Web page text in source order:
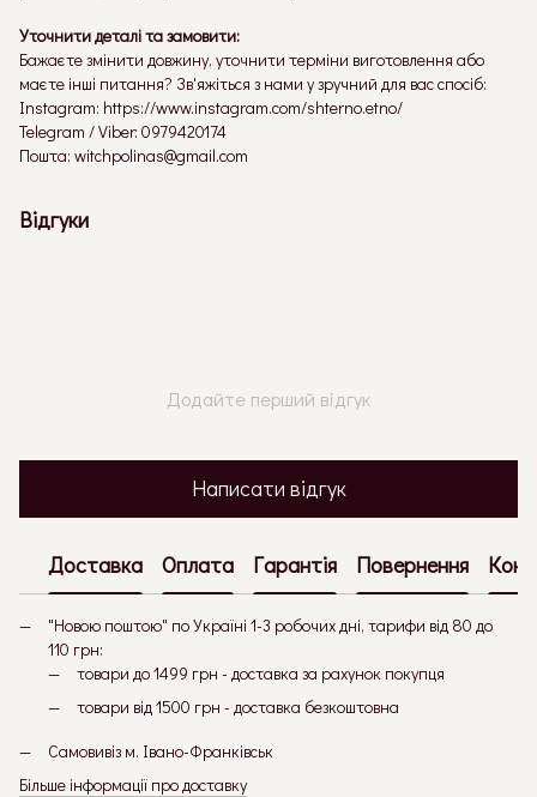
Уточнити деталі та замовити:
Бажаєте змінити довжину, уточнити терміни виготовлення або
маєте інші питання? Зв'яжіться з нами у зручний для вас спосіб:
Instagram: https://www.instagram.com/shterno.etno/
Telegram / Viber: 0979420174
Пошта: witchpolinas@gmail.com
Відгуки
Додайте перший відгук
Написати відгук
Доставка Оплата Гарантія Повернення
"Новою поштою" по Україні 1-3 робочих дні, тарифи від 80 до
110 грн:
товари до 1499 грн - доставка за рахунок покупця
товари від 1500 грн - доставка безкоштовна
Самовивіз м. Івано-Франківськ
Більше інформації про доставку